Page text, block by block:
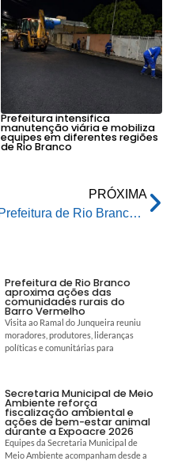
Prefeitura intensifica
manutenção viária e mobiliza
equipes em diferentes regiões
de Rio Branco
PRÓXIMA
Prefeitura de Rio Branco atende famílias atingidas por enxurrada do igarapé Batista na noite desta sexta-feira
Prefeitura de Rio Branco
aproxima ações das
comunidades rurais do
Barro Vermelho
Visita ao Ramal do Junqueira reuniu
moradores, produtores, lideranças
políticas e comunitárias para
Secretaria Municipal de Meio
Ambiente reforça
fiscalização ambiental e
ações de bem-estar animal
durante a Expoacre 2026
Equipes da Secretaria Municipal de
Meio Ambiente acompanham desde a